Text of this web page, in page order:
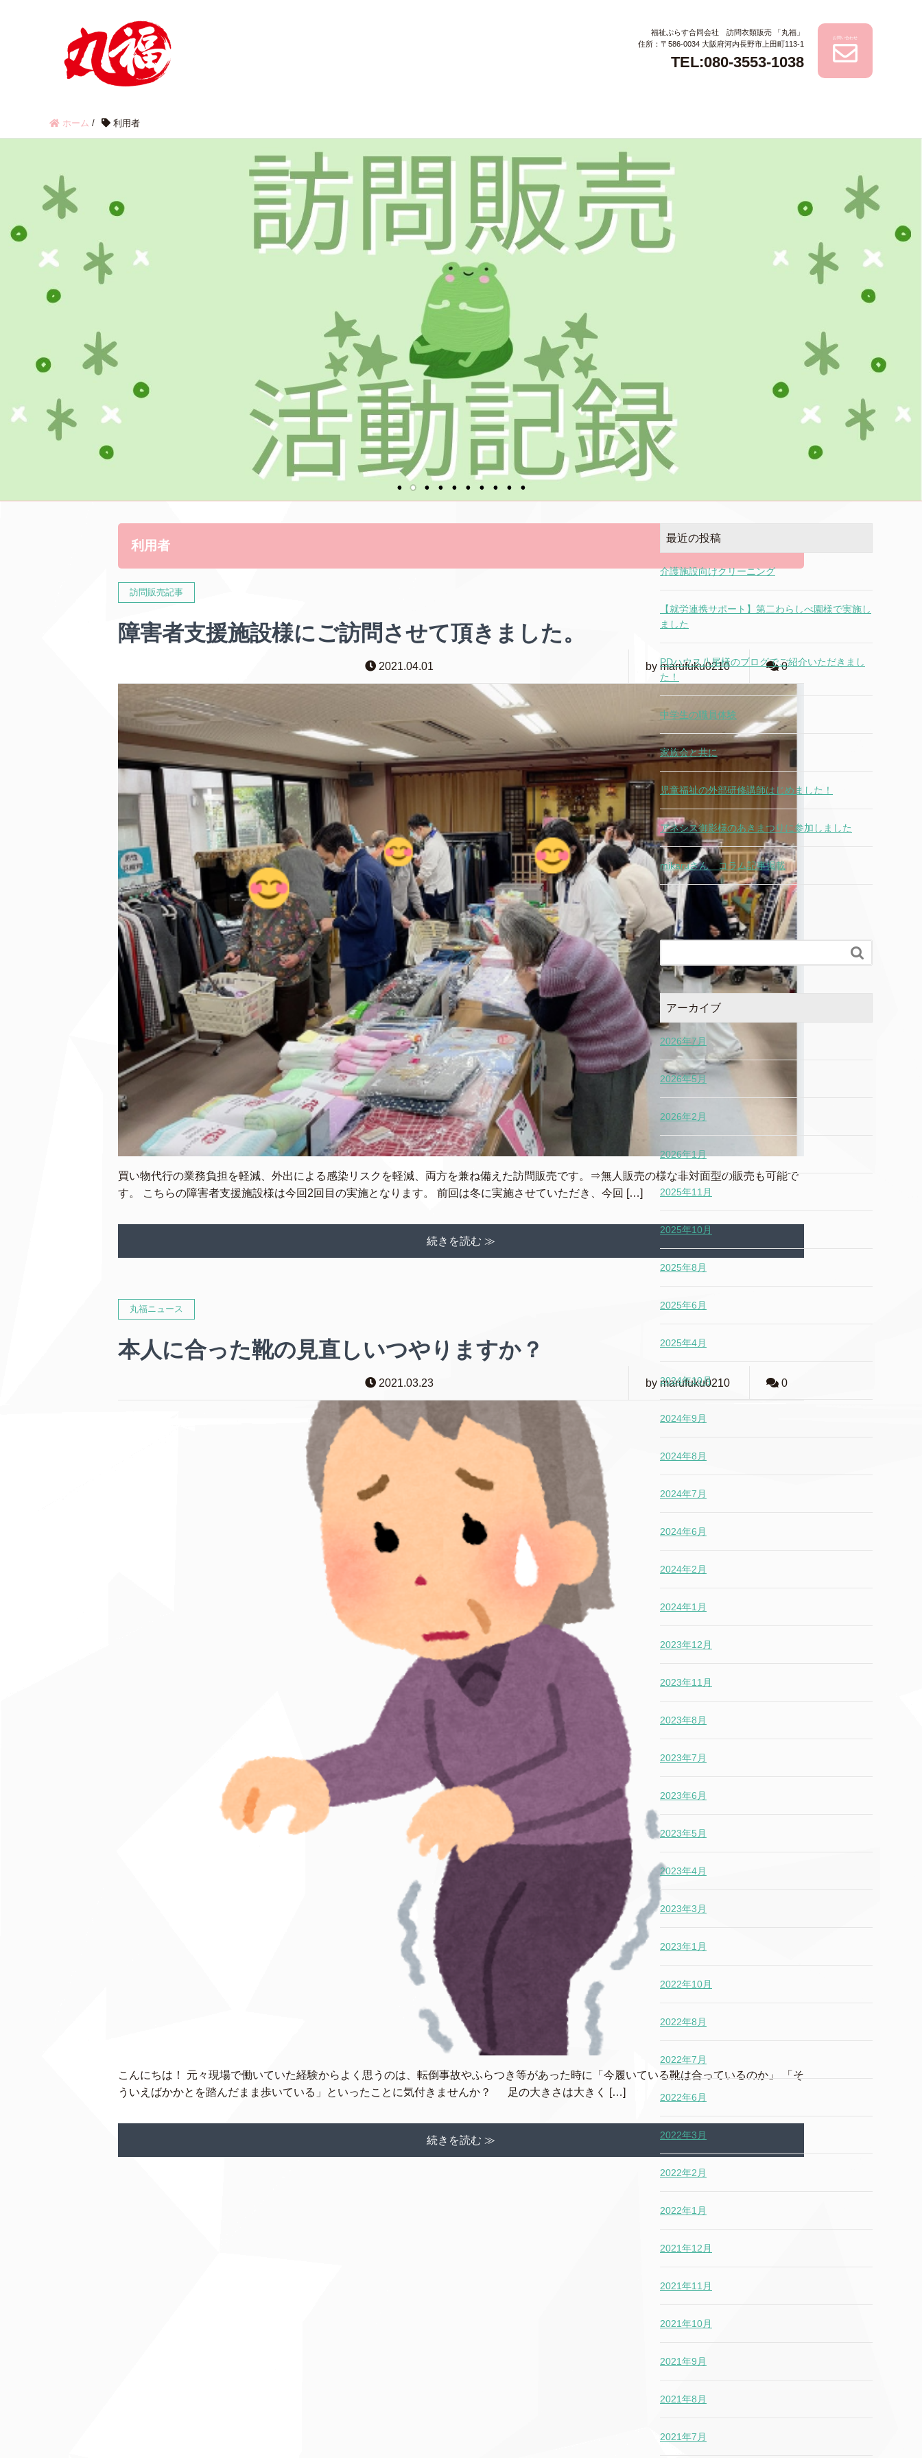
福祉ぷらす合同会社 訪問衣類販売 「丸福」
住所：〒586-0034 大阪府河内長野市上田町113-1
TEL:080-3553-1038
お問い合わせ
ホーム / 利用者
利用者
訪問販売記事
障害者支援施設様にご訪問させて頂きました。
2021.04.01 by marufuku0210 0
買い物代行の業務負担を軽減、外出による感染リスクを軽減、両方を兼ね備えた訪問販売です。⇒無人販売の様な非対面型の販売も可能で
す。 こちらの障害者支援施設様は今回2回目の実施となります。 前回は冬に実施させていただき、今回 […]
続きを読む ≫
丸福ニュース
本人に合った靴の見直しいつやりますか？
2021.03.23 by marufuku0210 0
こんにちは！ 元々現場で働いていた経験からよく思うのは、転倒事故やふらつき等があった時に「今履いている靴は合っているのか」 「そ
ういえばかかとを踏んだまま歩いている」といったことに気付きませんか？ 足の大きさは大きく […]
続きを読む ≫
最近の投稿
介護施設向けクリーニング
【就労連携サポート】第二わらしべ園様で実施し
ました
PDハウス八尾様のブログでご紹介いただきまし
た！
中学生の職員体験
家族会と共に
児童福祉の外部研修講師はじめました！
アネシス御影様のあきまつりに参加しました
mikaruさん コラム記事掲載

アーカイブ
2026年7月
2026年5月
2026年2月
2026年1月
2025年11月
2025年10月
2025年8月
2025年6月
2025年4月
2024年10月
2024年9月
2024年8月
2024年7月
2024年6月
2024年2月
2024年1月
2023年12月
2023年11月
2023年8月
2023年7月
2023年6月
2023年5月
2023年4月
2023年3月
2023年1月
2022年10月
2022年8月
2022年7月
2022年6月
2022年3月
2022年2月
2022年1月
2021年12月
2021年11月
2021年10月
2021年9月
2021年8月
2021年7月